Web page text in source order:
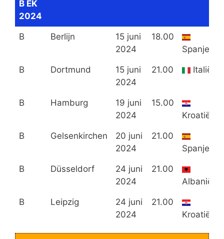
B EK
2024
B Berlijn
15 juni
2024
18.00
Spanje
B Dortmund
15 juni
2024
21.00
Italië
B Hamburg
19 juni
2024
15.00
Kroatië
B Gelsenkirchen
20 juni
2024
21.00
Spanje
B Düsseldorf
24 juni
2024
21.00
Albanië
B Leipzig
24 juni
2024
21.00
Kroatië